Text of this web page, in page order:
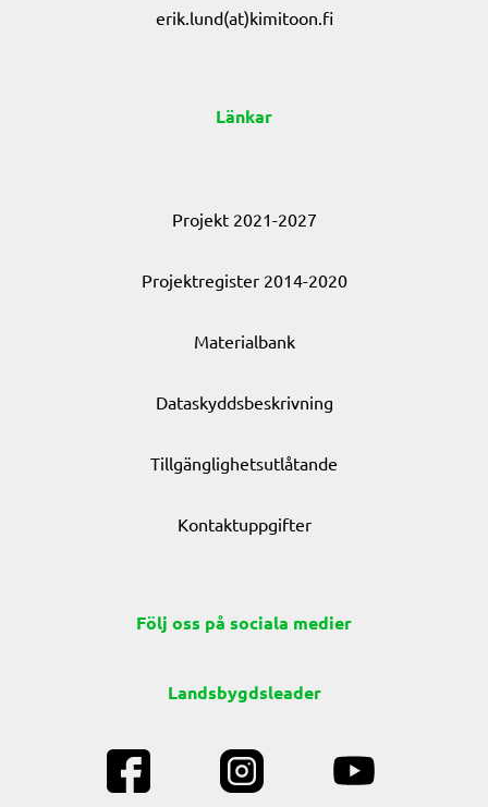
erik.lund(at)kimitoon.fi
Länkar
Projekt 2021-2027
Projektregister 2014-2020
Materialbank
Dataskyddsbeskrivning
Tillgänglighetsutlåtande
Kontaktuppgifter
Följ oss på sociala medier
Landsbygdsleader